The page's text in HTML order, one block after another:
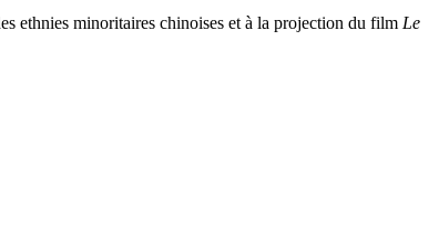
ethnies minoritaires chinoises et à la projection du film Le